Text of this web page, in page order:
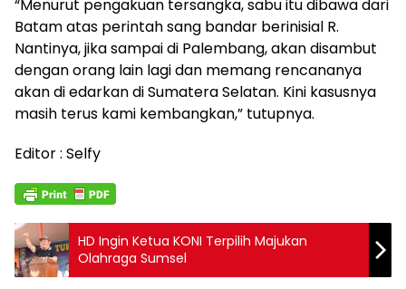
“Menurut pengakuan tersangka, sabu itu dibawa dari
Batam atas perintah sang bandar berinisial R.
Nantinya, jika sampai di Palembang, akan disambut
dengan orang lain lagi dan memang rencananya
akan di edarkan di Sumatera Selatan. Kini kasusnya
masih terus kami kembangkan,” tutupnya.
Editor : Selfy
HD Ingin Ketua KONI Terpilih Majukan
Olahraga Sumsel